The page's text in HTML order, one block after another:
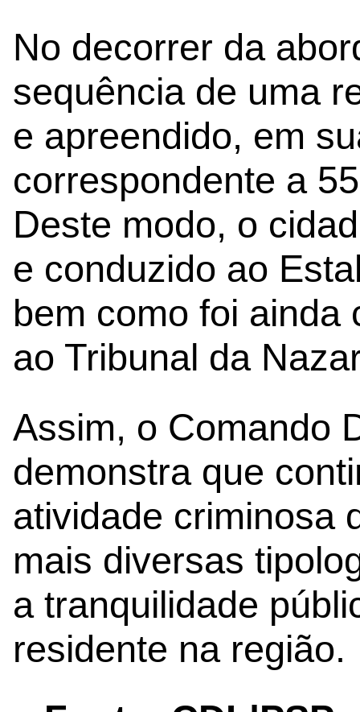
No decorrer da
sequência de uma
e apreendido, em
correspondente a
Deste modo, o
e conduzido ao
bem como foi ainda
ao Tribunal da
Assim, o Comando
demonstra que
atividade criminosa
mais diversas
a tranquilidade
residente na região.